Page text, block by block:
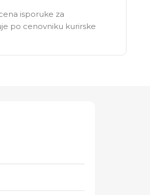
isporuke za
po cenovniku kurirske